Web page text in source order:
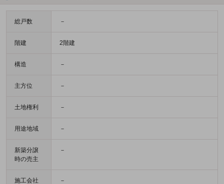
総戸数 －
階建 2階建
構造 －
主方位 －
土地権利 －
用途地域 －
新築分譲
時の売主
－
施工会社 －